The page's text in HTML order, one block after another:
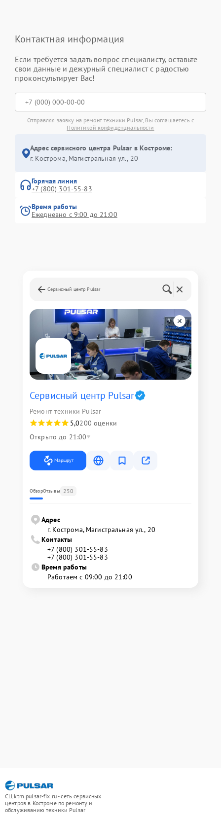
Контактная информация
Если требуется задать вопрос специалисту, оставьте
свои данные и дежурный специалист с радостью
проконсультирует Вас!
Отправляя заявку на ремонт техники Pulsar, Вы соглашаетесь с
Политикой конфиденциальности
Адрес сервисного центра Pulsar в Костроме:
г. Кострома, Магистральная ул., 20
Горячая линия
+7 (800) 301-55-83
Время работы
Ежедневно с 9:00 до 21:00
Сервисный центр Pulsar
Сервисный центр Pulsar
Ремонт техники Pulsar
5,0200 оценки
Открыто до 21:00
Маршрут
ОбзорОтзывы 250
Адрес
г. Кострома, Магистральная ул., 20
Контакты
+7 (800) 301-55-83
+7 (800) 301-55-83
Время работы
Работаем с 09:00 до 21:00
СЦ ktm.pulsar-fix.ru - сеть сервисных
центров в Костроме по ремонту и
обслуживанию техники Pulsar